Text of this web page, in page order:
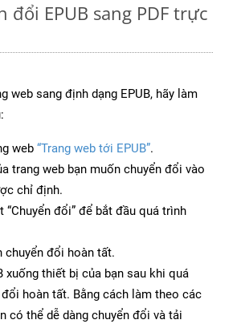
đổi EPUB sang PDF trực
web sang định dạng EPUB, hãy làm
web “Trang web tới EPUB”.
trang web bạn muốn chuyển đổi vào
chỉ định.
“Chuyển đổi” để bắt đầu quá trình
chuyển đổi hoàn tất.
xuống thiết bị của bạn sau khi quá
hoàn tất. Bằng cách làm theo các
có thể dễ dàng chuyển đổi và tải